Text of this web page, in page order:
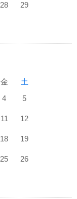
28 29
金
土
4 5
11 12
18 19
25 26